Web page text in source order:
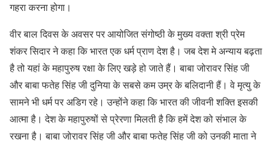
गहरा करना होगा।
वीर बाल दिवस के अवसर पर आयोजित संगोष्ठी के मुख्य वक्ता श्री प्रेम
शंकर सिदार ने कहा कि भारत एक धर्म प्राण देश है। जब देश मे अन्याय बढ़ता
है तो यहां के महापुरुष रक्षा के लिए खड़े हो जाते हैं। बाबा जोरावर सिंह जी
और बाबा फतेह सिंह जी दुनिया के सबसे कम उम्र के बलिदानी हैं। वे मृत्यु के
सामने भी धर्म पर अडिग रहे। उन्होंने कहा कि भारत की जीवनी शक्ति इसकी
आत्मा है। देश के महापुरुषों से प्रेरणा मिलती है कि हमें देश को संभाल के
रखना है। बाबा जोरावर सिंह जी और बाबा फतेह सिंह जी को उनकी माता ने